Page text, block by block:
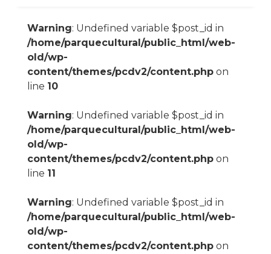
Warning: Undefined variable $post_id in
/home/parquecultural/public_html/web-
old/wp-
content/themes/pcdv2/content.phpon
line 10
Warning: Undefined variable $post_id in
/home/parquecultural/public_html/web-
old/wp-
content/themes/pcdv2/content.phpon
line 11
Warning: Undefined variable $post_id in
/home/parquecultural/public_html/web-
old/wp-
content/themes/pcdv2/content.phpon